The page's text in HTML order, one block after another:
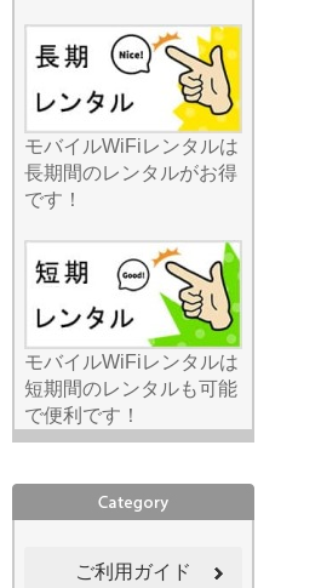
かく安く抑えたい」といっ
た具体的な要望に、最適な
機種と容量をご提案いたし
ます。契約前に条件や費用
を透明化しているため、後
から不明な請求が来る心配
もありません。最新の5G対
応モデルから、エリアに強
い定番モデルまで、ライン
ナップは業界屈指です。利
用条件を確認して自分にぴ
ったりの一台を選びたい方
は、ぜひ当店の専門スタッ
フまでお気軽にお問い合わ
せくださいませ。
2026.6.24
オンライン決済やSNSの利
性は避けて通れない課題で
す。みんなのWi-Fiのレンタ
が強固に暗号化されている
モバイルWiFiレンタルは
長期間のレンタルがお得
です！
モバイルWiFiレンタルは
短期間のレンタルも可能
で便利です！
ご利用ガイド